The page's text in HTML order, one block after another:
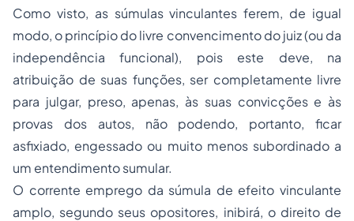
Como visto, as súmulas vinculantes ferem, de igual
modo, o princípio do livre convencimento do juiz (ou da
independência funcional), pois este deve, na
atribuição de suas funções, ser completamente livre
para julgar, preso, apenas, às suas convicções e às
provas dos autos, não podendo, portanto, ficar
asfixiado, engessado ou muito menos subordinado a
um entendimento sumular.
O corrente emprego da súmula de efeito vinculante
amplo, segundo seus opositores, inibirá, o direito de